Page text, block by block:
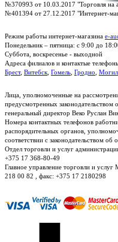
№370993 от 10.03.2017 "Торговля на
№401394 от 27.12.2017 "Интернет-
Режим работы интернет-магазина e-
Понедельник – пятница: с 9:00 до
Суббота, воскресенье - выходной
Адреса филиалов и контактые
Брест, Витебск Гомель Гродно
Лица, уполномоченные на
предусмотренных законодательством
генеральный директор Веко Руслан
Номера контактных телефонов
распорядительных органов,
соответствии с законодательством
Отдел торговли и услуг
+375 17 368-80-49
Главное управление торговли и
218 00 82 , факс: +375 17 2180298